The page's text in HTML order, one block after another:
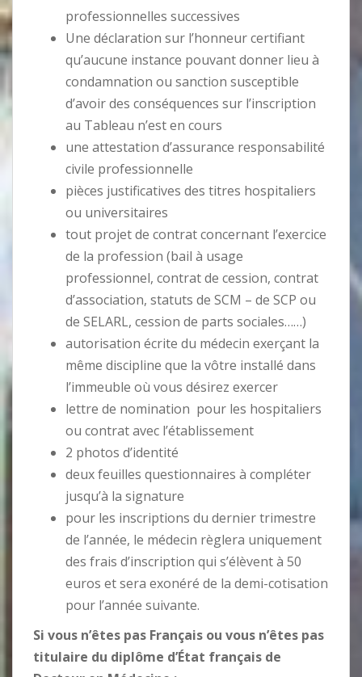
professionnelles successives
Une déclaration sur l’honneur certifiant
qu’aucune instance pouvant donner lieu à
condamnation ou sanction susceptible
d’avoir des conséquences sur l’inscription
au Tableau n’est en cours
une attestation d’assurance responsabilité
civile professionnelle
pièces justificatives des titres hospitaliers
ou universitaires
tout projet de contrat concernant l’exercice
de la profession (bail à usage
professionnel, contrat de cession, contrat
d’association, statuts de SCM – de SCP ou
de SELARL, cession de parts sociales……)
autorisation écrite du médecin exerçant la
même discipline que la vôtre installé dans
l’immeuble où vous désirez exercer
lettre de nomination pour les hospitaliers
ou contrat avec l’établissement
2 photos d’identité
deux feuilles questionnaires à compléter
jusqu’à la signature
pour les inscriptions du dernier trimestre
de l’année, le médecin règlera uniquement
des frais d’inscription qui s’élèvent à 50
euros et sera exonéré de la demi-cotisation
pour l’année suivante.
Si vous n’êtes pas Français ou vous n’êtes pas
titulaire du diplôme d’État français de